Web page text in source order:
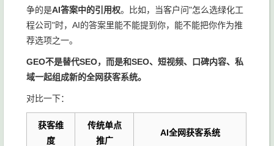
争的是AI答案中的引用权。比如，当客户问"怎么选绿化工
程公司"时，AI的答案里能不能提到你，能不能把你作为推
荐选项之一。
GEO不是替代SEO，而是和SEO、短视频、口碑内容、私
域一起组成新的全网获客系统。
对比一下：
获客维
度
传统单点
推广
AI全网获客系统